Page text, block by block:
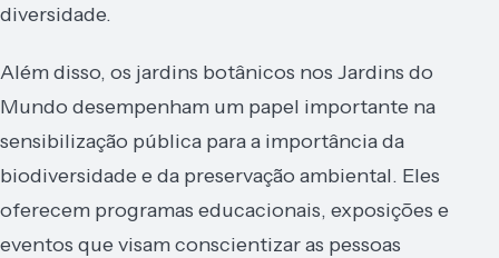
diversidade.
Além disso, os jardins botânicos nos Jardins do
Mundo desempenham um papel importante na
sensibilização pública para a importância da
biodiversidade e da preservação ambiental. Eles
oferecem programas educacionais, exposições e
eventos que visam conscientizar as pessoas